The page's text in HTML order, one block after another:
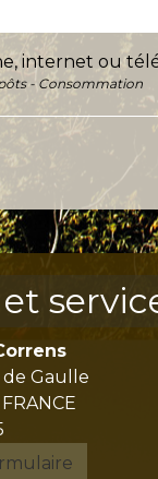
internet ou
- Consommation
de Gaulle